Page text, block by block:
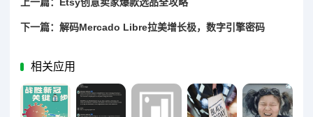
下一篇：解码Mercado Libre拉美增长极，数字引擎密码
相关应用